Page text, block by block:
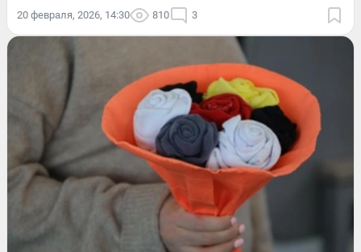
20 февраля, 2026, 14:30 810 3